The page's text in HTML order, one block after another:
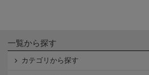
一覧から探す
カテゴリから探す